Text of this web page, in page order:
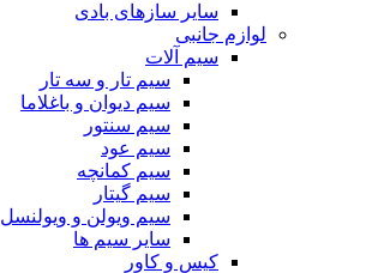
سایر سازهای بادی
لوازم جانبی
سیم آلات
سیم تار و سه تار
سیم دیوان و باغلاما
سیم سنتور
سیم عود
سیم کمانچه
سیم گیتار
سیم ویولن و ویولنسل
سایر سیم ها
کیس و کاور